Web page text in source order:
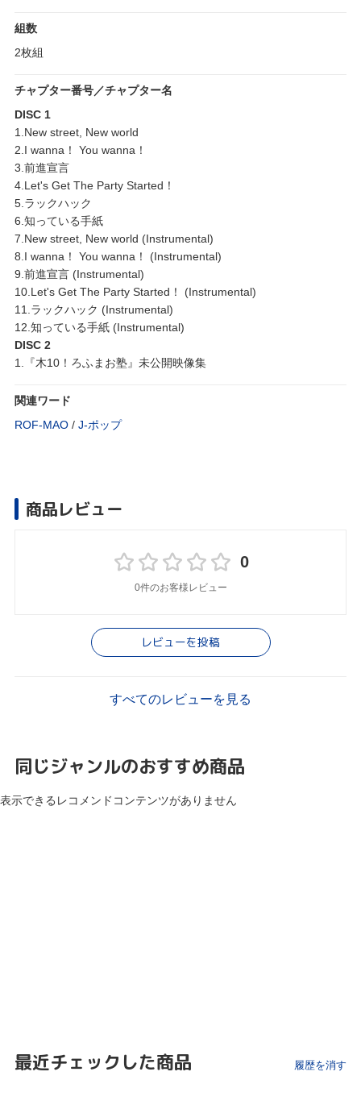
組数
2枚組
チャプター番号／チャプター名
DISC 1
1.New street, New world
2.I wanna！ You wanna！
3.前進宣言
4.Let's Get The Party Started！
5.ラックハック
6.知っている手紙
7.New street, New world (Instrumental)
8.I wanna！ You wanna！ (Instrumental)
9.前進宣言 (Instrumental)
10.Let's Get The Party Started！ (Instrumental)
11.ラックハック (Instrumental)
12.知っている手紙 (Instrumental)
DISC 2
1.『木10！ろふまお塾』未公開映像集
関連ワード
ROF-MAO / J‐ポップ
商品レビュー
0
0件のお客様レビュー
レビューを投稿
すべてのレビューを見る
同じジャンルのおすすめ商品
表示できるレコメンドコンテンツがありません
最近チェックした商品 履歴を消す